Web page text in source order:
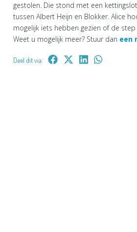
gestolen. Die stond met een
tussen Albert Heijn en Blokker. Alice
mogelijk iets hebben gezien of de
Weet u mogelijk meer? Stuur dan een
Deel dit via: